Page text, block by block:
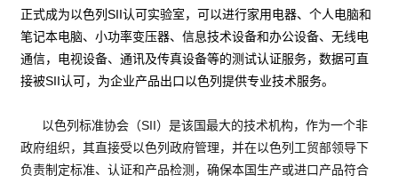
正式成为以色列SII认可实验室，可以进行家用电器、个人电脑和
笔记本电脑、小功率变压器、信息技术设备和办公设备、无线电
通信，电视设备、通讯及传真设备等的测试认证服务，数据可直
接被SII认可，为企业产品出口以色列提供专业技术服务。
以色列标准协会（SII）是该国最大的技术机构，作为一个非
政府组织，其直接受以色列政府管理，并在以色列工贸部领导下
负责制定标准、认证和产品检测，确保本国生产或进口产品符合